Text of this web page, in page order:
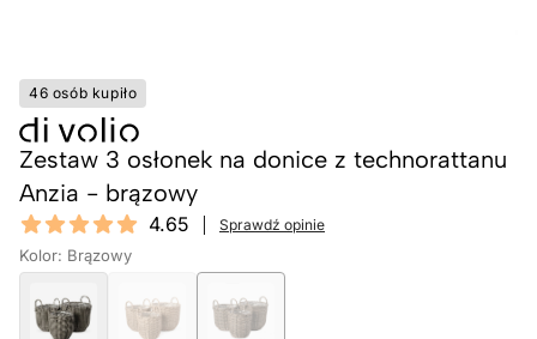
46 osób kupiło
Zestaw 3 osłonek na donice z technorattanu
Anzia - brązowy
Reviews
4.65 out of 5 stars 4.65 Sprawdź opinie
Kolor: Brązowy